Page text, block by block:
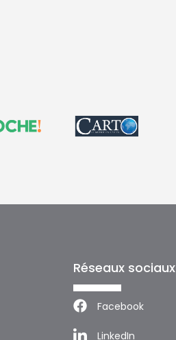
Réseaux sociaux
Facebook
LinkedIn